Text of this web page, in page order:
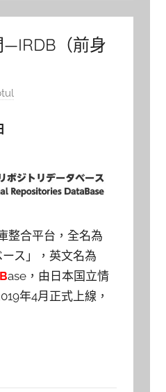
—IRDB（前身
整合平台，全名為
ース」，英文名為
Base，由日本国立情
年4月正式上線，